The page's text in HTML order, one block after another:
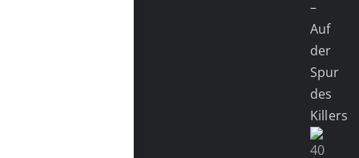
–
Auf
der
Spur
des
Killers